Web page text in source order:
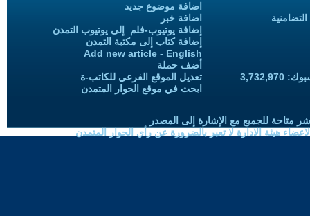
اضافة موضوع جديد
اضافة خبر
إضافة يوتيوب-فلم إلى يوتيوب التمدن
إضافة كتاب إلى مكتبة التمدن
Add new article - English
أضف حملة
تعديل الموقع الفرعي للكاتب-ة
ابحث في موقع الحوار المتمدن
متاحة للجميع مع الإشارة إلى المصدر
هيئة الادارة لا تعبر بالضرورة عن رأي الحوار المتمدن